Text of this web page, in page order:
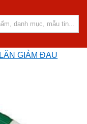
LĂN GIẢM ĐAU